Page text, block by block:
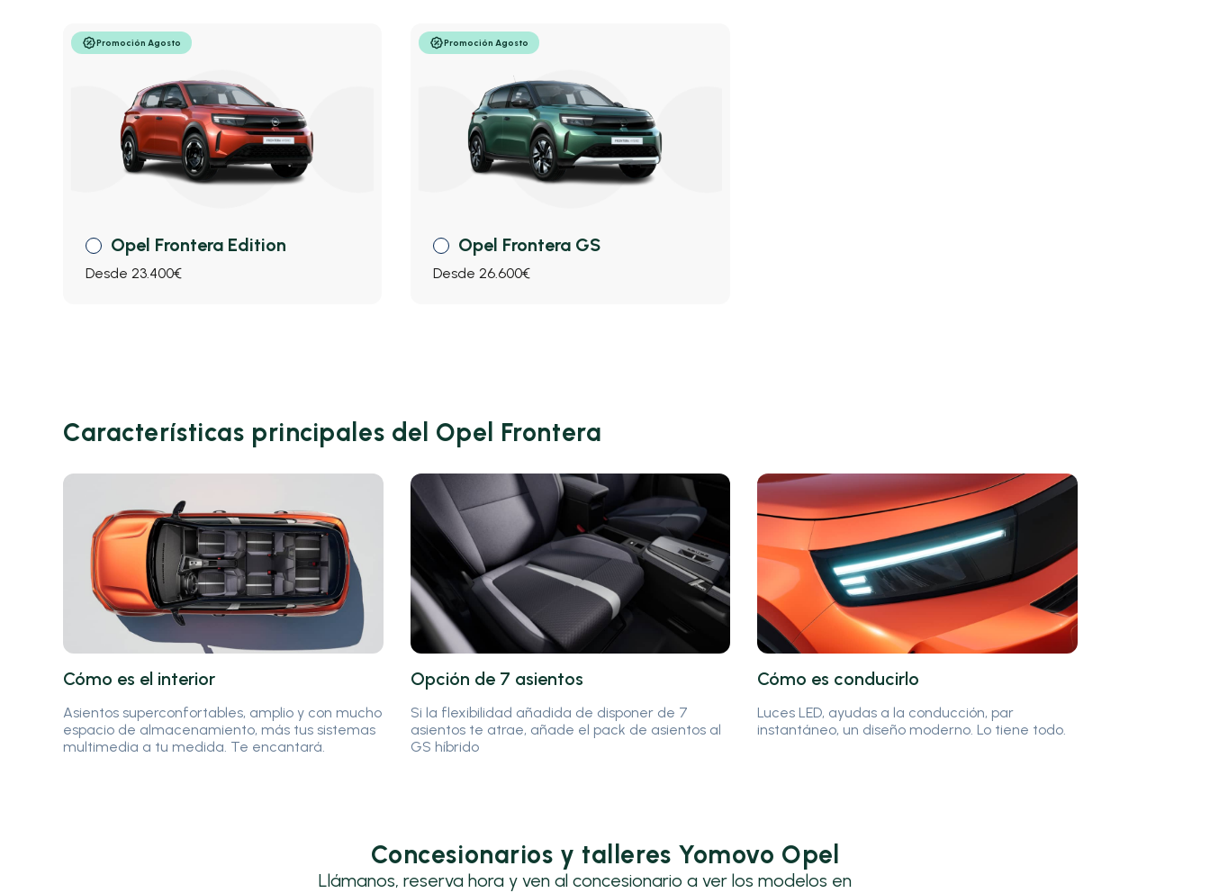
Promoción Agosto
Opel Frontera Edition
Desde 23.400€
Promoción Agosto
Opel Frontera GS
Desde 26.600€
Características principales del Opel Frontera
Cómo es el interior
Asientos superconfortables, amplio y con mucho
espacio de almacenamiento, más tus sistemas
multimedia a tu medida. Te encantará.
Opción de 7 asientos
Si la flexibilidad añadida de disponer de 7
asientos te atrae, añade el pack de asientos al
GS híbrido
Cómo es conducirlo
Luces LED, ayudas a la conducción, par
instantáneo, un diseño moderno. Lo tiene todo.
Concesionarios y talleres Yomovo Opel
Llámanos, reserva hora y ven al concesionario a ver los modelos en